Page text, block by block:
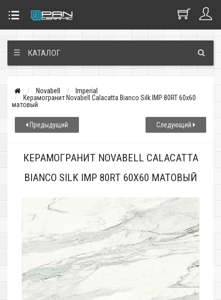
☰ КАТАЛОГ
Novabell
Imperial
Керамогранит Novabell Calacatta Bianco Silk IMP 80RT 60x60
матовый
Предыдущий Следующий
КЕРАМОГРАНИТ NOVABELL CALACATTA
BIANCO SILK IMP 80RT 60X60 МАТОВЫЙ